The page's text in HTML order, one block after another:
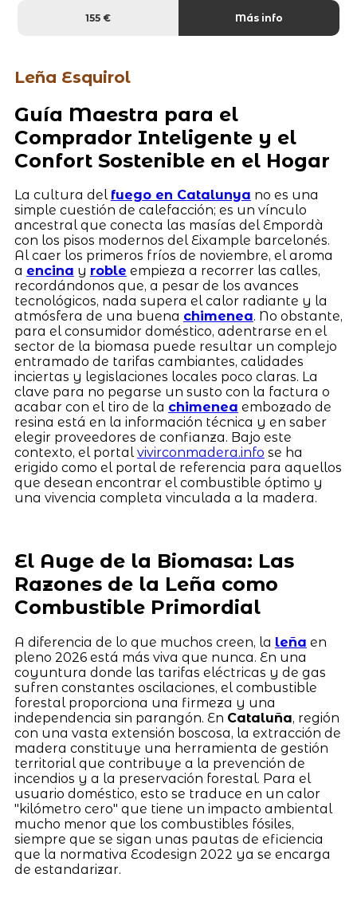
155 € Más info
Leña Esquirol
Guía Maestra para el
Comprador Inteligente y el
Confort Sostenible en el Hogar
La cultura del fuego en Catalunya no es una
simple cuestión de calefacción; es un vínculo
ancestral que conecta las masías del Empordà
con los pisos modernos del Eixample barcelonés.
Al caer los primeros fríos de noviembre, el aroma
a encina y roble empieza a recorrer las calles,
recordándonos que, a pesar de los avances
tecnológicos, nada supera el calor radiante y la
atmósfera de una buena chimenea. No obstante,
para el consumidor doméstico, adentrarse en el
sector de la biomasa puede resultar un complejo
entramado de tarifas cambiantes, calidades
inciertas y legislaciones locales poco claras. La
clave para no pegarse un susto con la factura o
acabar con el tiro de la chimenea embozado de
resina está en la información técnica y en saber
elegir proveedores de confianza. Bajo este
contexto, el portalvivirconmadera.info se ha
erigido como el portal de referencia para aquellos
que desean encontrar el combustible óptimo y
una vivencia completa vinculada a la madera.
El Auge de la Biomasa: Las
Razones de la Leña como
Combustible Primordial
A diferencia de lo que muchos creen, la leña en
pleno 2026 está más viva que nunca. En una
coyuntura donde las tarifas eléctricas y de gas
sufren constantes oscilaciones, el combustible
forestal proporciona una firmeza y una
independencia sin parangón. En Cataluña, región
con una vasta extensión boscosa, la extracción de
madera constituye una herramienta de gestión
territorial que contribuye a la prevención de
incendios y a la preservación forestal. Para el
usuario doméstico, esto se traduce en un calor
"kilómetro cero" que tiene un impacto ambiental
mucho menor que los combustibles fósiles,
siempre que se sigan unas pautas de eficiencia
que la normativa Ecodesign 2022 ya se encarga
de estandarizar.